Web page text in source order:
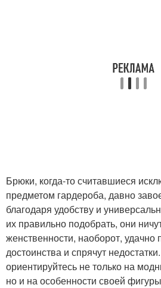
Брюки, когда-то считавшиеся
предметом гардероба, давно
благодаря удобству и
их правильно подобрать, они
женственности, наоборот, удачно
достоинства и спрячут
ориентируйтесь не только на
но и на особенности своей